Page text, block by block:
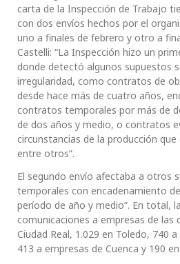
carta de la Inspección de Trabajo
con dos envíos hechos por el
uno a finales de febrero y otro a
Castelli: “La Inspección hizo un
donde detectó algunos supuestos
irregularidad, como contratos de
desde hace más de cuatro años,
contratos temporales por más de
de dos años y medio, o contratos
circunstancias de la producción
entre otros”.
El segundo envío afectaba a otros
temporales con encadenamiento
período de año y medio”. En total,
comunicaciones a empresas de las
Ciudad Real, 1.029 en Toledo, 740
413 a empresas de Cuenca y 190